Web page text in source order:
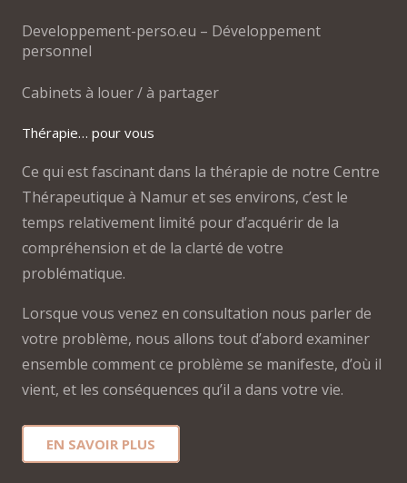
Developpement-perso.eu – Développement
personnel
Cabinets à louer / à partager
Thérapie… pour vous
Ce qui est fascinant dans la thérapie de notre Centre
Thérapeutique à Namur et ses environs, c’est le
temps relativement limité pour d’acquérir de la
compréhension et de la clarté de votre
problématique.
Lorsque vous venez en consultation nous parler de
votre problème, nous allons tout d’abord examiner
ensemble comment ce problème se manifeste, d’où il
vient, et les conséquences qu’il a dans votre vie.
EN SAVOIR PLUS